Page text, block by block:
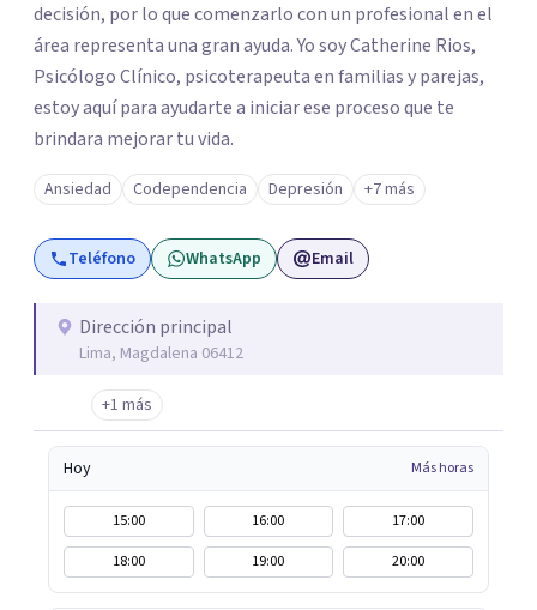
decisión, por lo que comenzarlo con un profesional en el
área representa una gran ayuda. Yo soy Catherine Rios,
Psicólogo Clínico, psicoterapeuta en familias y parejas,
estoy aquí para ayudarte a iniciar ese proceso que te
brindara mejorar tu vida.
Ansiedad Codependencia Depresión +7 más
Teléfono WhatsApp Email
Dirección principal
Lima, Magdalena 06412
+1 más
Hoy Más horas
15:00 16:00
17:00
18:00
19:00 20:00